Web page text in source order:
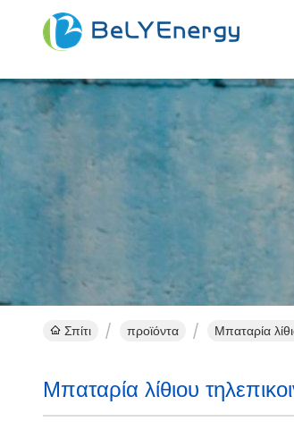
Σπίτι προϊόντα Μπαταρία
Μπαταρία λίθιου